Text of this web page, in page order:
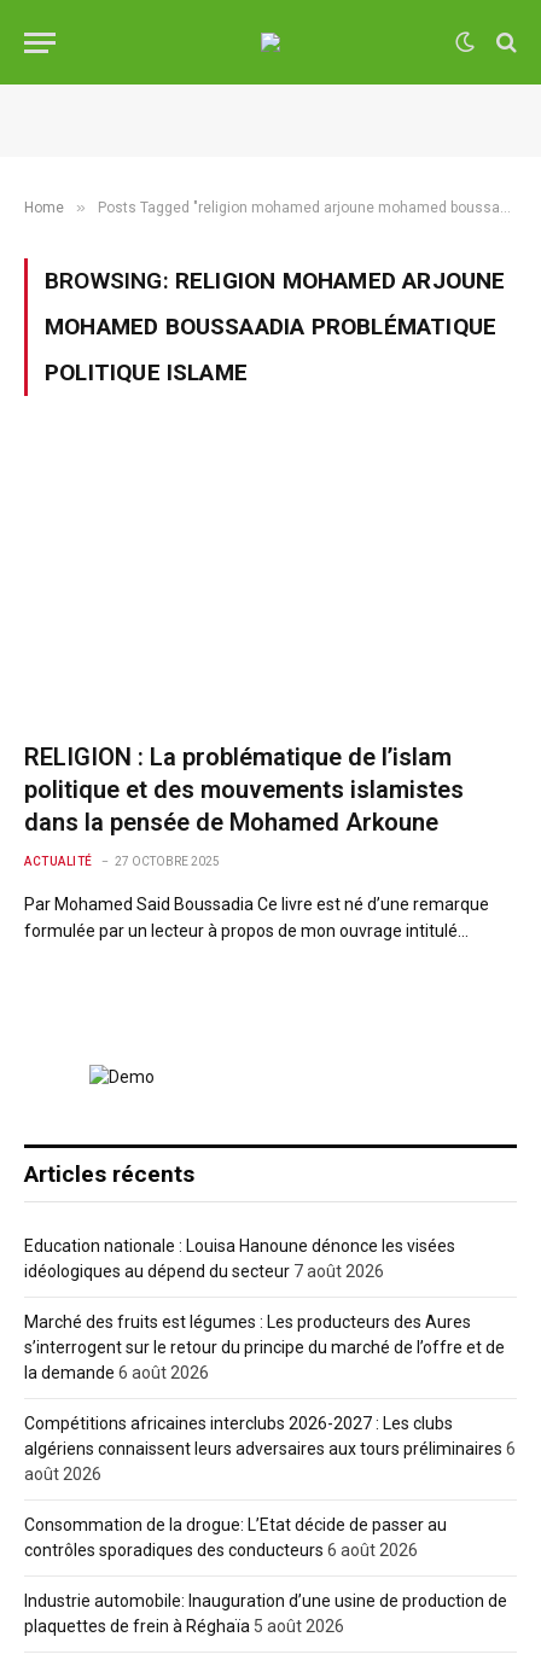
Home » Posts Tagged "religion mohamed arjoune mohamed boussaadia problématique politique islame"
BROWSING: RELIGION MOHAMED ARJOUNE
MOHAMED BOUSSAADIA PROBLÉMATIQUE
POLITIQUE ISLAME
RELIGION : La problématique de l’islam
politique et des mouvements islamistes
dans la pensée de Mohamed Arkoune
ACTUALITÉ 27 OCTOBRE 2025
Par Mohamed Said Boussadia Ce livre est né d’une remarque
formulée par un lecteur à propos de mon ouvrage intitulé…
Articles récents
Education nationale : Louisa Hanoune dénonce les visées
idéologiques au dépend du secteur 7 août 2026
Marché des fruits est légumes : Les producteurs des Aures
s’interrogent sur le retour du principe du marché de l’offre et de
la demande 6 août 2026
Compétitions africaines interclubs 2026-2027 : Les clubs
algériens connaissent leurs adversaires aux tours préliminaires 6
août 2026
Consommation de la drogue: L’Etat décide de passer au
contrôles sporadiques des conducteurs 6 août 2026
Industrie automobile: Inauguration d’une usine de production de
plaquettes de frein à Réghaïa 5 août 2026